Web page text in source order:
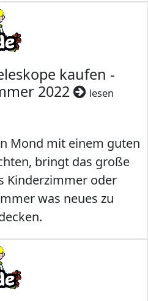
kaufen -
2022
lesen
Mond mit einem guten
bringt das große
Kinderzimmer oder
was neues zu